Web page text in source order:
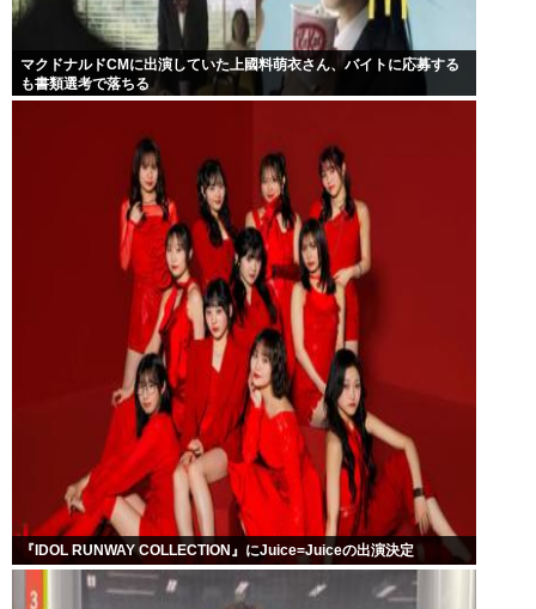
マクドナルドCMに出演していた上國料萌衣さん、バイトに応募する
も書類選考で落ちる
『IDOL RUNWAY COLLECTION』にJuice=Juiceの出演決定